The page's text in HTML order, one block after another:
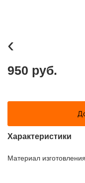
‹
950 руб.
Характеристики
Материал изготовления